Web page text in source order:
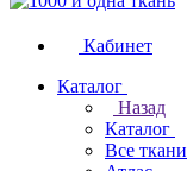
Кабинет
Каталог
Назад
Каталог
Все ткани